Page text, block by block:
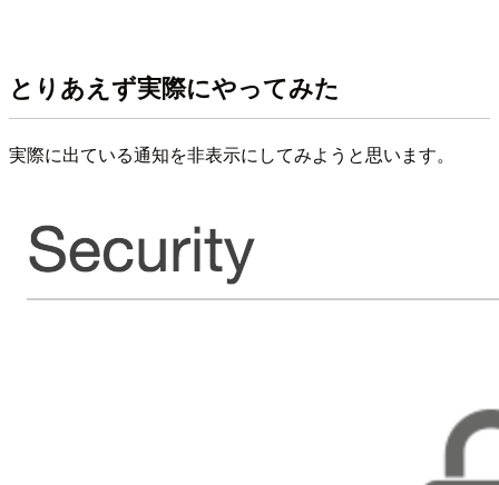
とりあえず実際にやってみた
実際に出ている通知を非表示にしてみようと思います。